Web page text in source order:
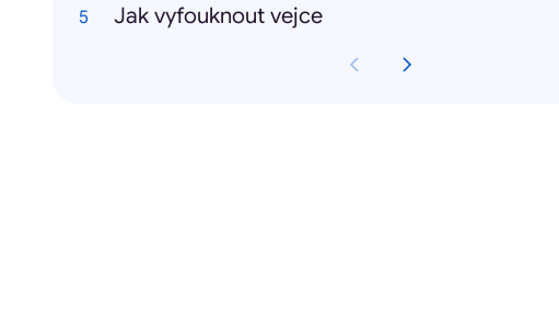
Jak vyfouknout vejce